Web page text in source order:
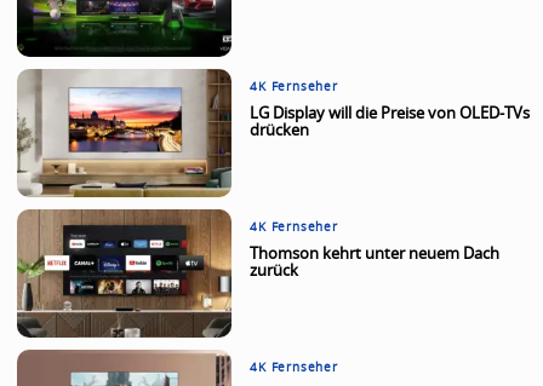
4K Fernseher
LG Display will die Preise von OLED-TVs
drücken
4K Fernseher
Thomson kehrt unter neuem Dach
zurück
4K Fernseher